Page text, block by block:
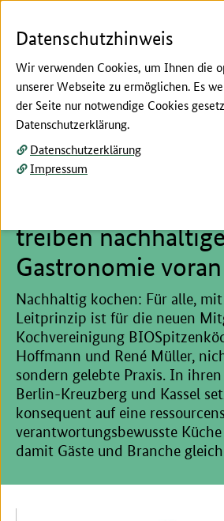
Hier beginnt der Hauptinhalt dieser Seite
Zuwachs bei den
BIOSpitzenköchen:
Hoffmann und
treiben
Gastronomie voran
Nachhaltig kochen: Für alle,
Leitprinzip ist für die neuen
Kochvereinigung
Hoffmann und René Müller,
sondern gelebte Praxis. In
Berlin-Kreuzberg und Kassel
konsequent auf eine
verantwortungsbewusste
damit Gäste und Branche
Datenschutzhinweis
Wir verwenden Cookies, um Ihnen die
unserer Webseite zu ermöglichen. Es
der Seite nur notwendige Cookies
Datenschutzerklärung.
Datenschutzerklärung
Impressum